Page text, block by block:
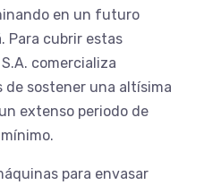
en un futuro
Para cubrir estas
comercializa
de sostener una altísima
extenso periodo de
para envasar